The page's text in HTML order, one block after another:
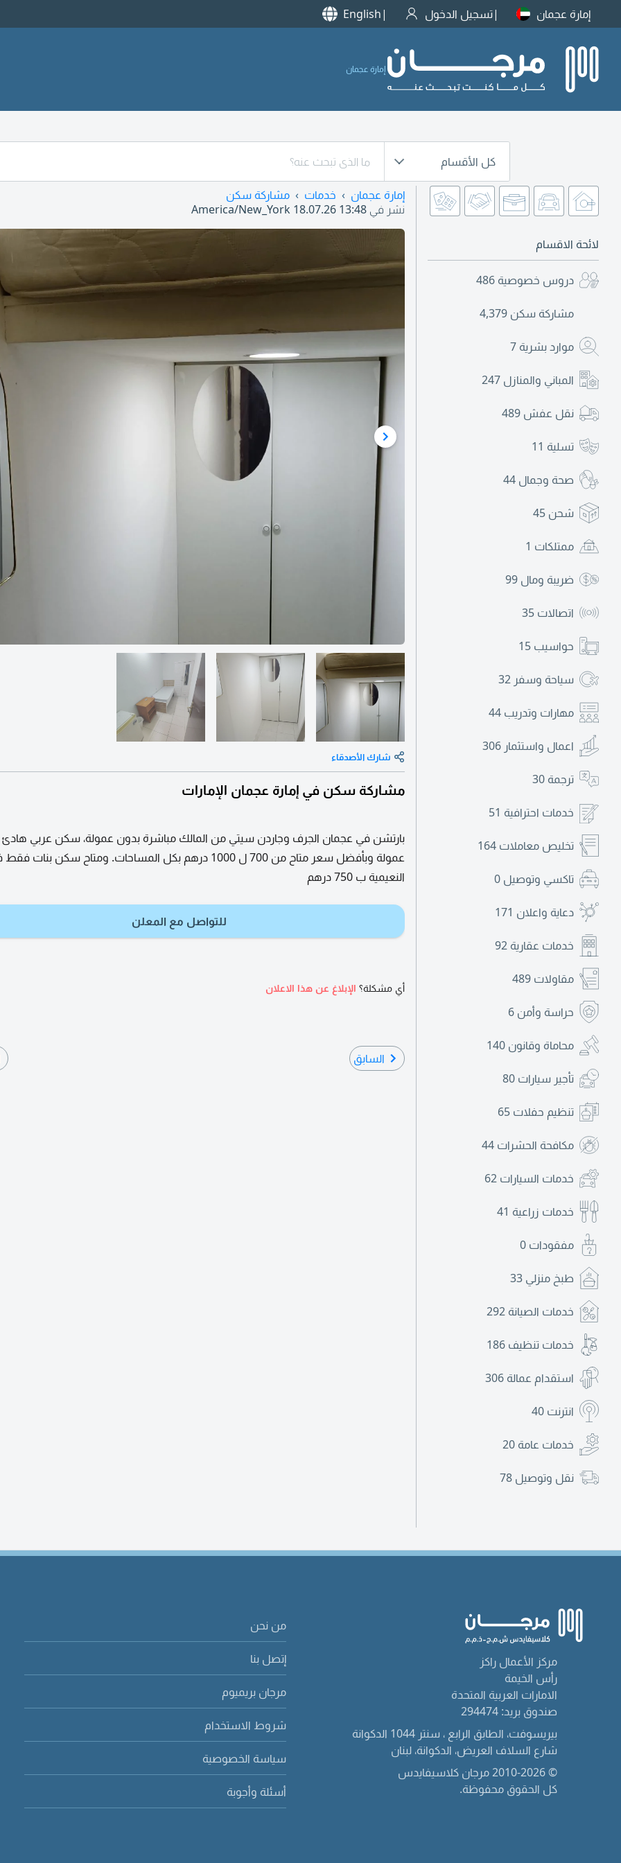
إمارة عجمان تسجيل الدخول English
إمارة عجمان
كل الأقسام
لائحة الاقسام
دروس خصوصية 486
مشاركة سكن 4,379
موارد بشرية 7
المباني والمنازل 247
نقل عفش 489
تسلية 11
صحة وجمال 44
شحن 45
ممتلكات 1
ضريبة ومال 99
اتصالات 35
حواسيب 15
سياحة وسفر 32
مهارات وتدريب 44
اعمال واستثمار 306
ترجمة 30
خدمات احترافية 51
تخليص معاملات 164
تاكسي وتوصيل 0
دعاية واعلان 171
خدمات عقارية 92
مقاولات 489
حراسة وأمن 6
محاماة وقانون 140
تأجير سيارات 80
تنظيم حفلات 65
مكافحة الحشرات 44
خدمات السيارات 62
خدمات زراعية 41
مفقودات 0
طبخ منزلي 33
خدمات الصيانة 292
خدمات تنظيف 186
استقدام عمالة 306
انترنت 40
خدمات عامة 20
نقل وتوصيل 78
إمارة عجمان خدمات
مشاركة سكن
نشر في 18.07.26 13:48
شارك الأصدقاء
مشاركة سكن في إمارة عجمان الإمارات
بارتشن في عجمان الجرف وجاردن سيتي من المالك مباشرة بدون عمولة، سكن عربي
عمولة وبأفضل سعر متاح من 700 ل 1000 درهم بكل المساحات. ومتاح سكن بنات
النعيمية ب 750 درهم
للتواصل مع المعلن
أي مشكلة؟ الإبلاغ عن هذا الاعلان
السابق
مركز الأعمال راكز
رأس الخيمة
الامارات العربية المتحدة
صندوق بريد: 294474
بيريسوفت، الطابق الرابع ، سنتر 1044 الدكوانة
شارع السلاف العريض، الدكوانة، لبنان
© 2010-2026 مرجان كلاسيفايدس
كل الحقوق محفوظة.
من نحن
إتصل بنا
مرجان بريميوم
شروط الاستخدام
سياسة الخصوصية
أسئلة وأجوبة